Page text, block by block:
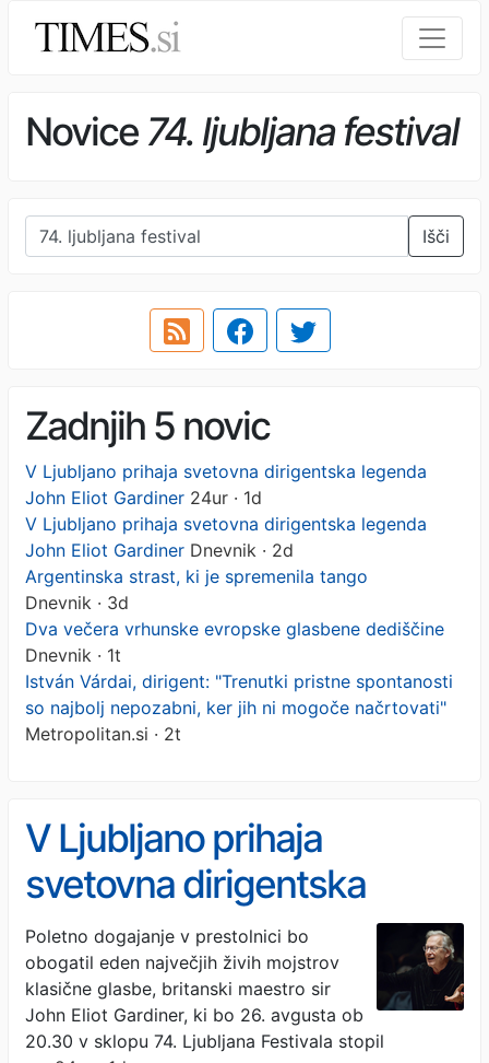
Novice 74. ljubljana festival
Išči
Zadnjih 5 novic
V Ljubljano prihaja svetovna dirigentska legenda
John Eliot Gardiner 24ur · 1d
V Ljubljano prihaja svetovna dirigentska legenda
John Eliot Gardiner Dnevnik · 2d
Argentinska strast, ki je spremenila tango
Dnevnik · 3d
Dva večera vrhunske evropske glasbene dediščine
Dnevnik · 1t
István Várdai, dirigent: "Trenutki pristne spontanosti
so najbolj nepozabni, ker jih ni mogoče načrtovati"
Metropolitan.si · 2t
V Ljubljano prihaja
svetovna dirigentska
legenda John Eliot
Gardiner
Poletno dogajanje v prestolnici bo
obogatil eden največjih živih mojstrov
klasične glasbe, britanski maestro sir
John Eliot Gardiner, ki bo 26. avgusta ob
20.30 v sklopu 74. Ljubljana Festivala stopil